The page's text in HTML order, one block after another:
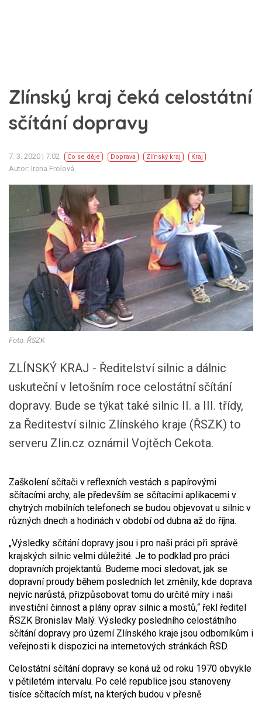
Zlínský kraj čeká celostátní
sčítání dopravy
7. 3. 2020 | 7:02 Co se děje Doprava Zlínský kraj Kraj
Autor: Irena Frolová
Foto: ŘSZK
ZLÍNSKÝ KRAJ - Ředitelství silnic a dálnic
uskuteční v letošním roce celostátní sčítání
dopravy. Bude se týkat také silnic II. a III. třídy,
za Řediteství silnic Zlínského kraje (ŘSZK) to
serveru Zlin.cz oznámil Vojtěch Cekota.
Zaškolení sčítači v reflexních vestách s papírovými
sčítacími archy, ale především se sčítacími aplikacemi v
chytrých mobilních telefonech se budou objevovat u silnic v
různých dnech a hodinách v období od dubna až do října.
„Výsledky sčítání dopravy jsou i pro naši práci při správě
krajských silnic velmi důležité. Je to podklad pro práci
dopravních projektantů. Budeme moci sledovat, jak se
dopravní proudy během posledních let změnily, kde doprava
nejvíc narůstá, přizpůsobovat tomu do určité míry i naši
investiční činnost a plány oprav silnic a mostů,“ řekl ředitel
ŘSZK Bronislav Malý. Výsledky posledního celostátního
sčítání dopravy pro území Zlínského kraje jsou odborníkům i
veřejnosti k dispozici na internetových stránkách ŘSD.
Celostátní sčítání dopravy se koná už od roku 1970 obvykle
v pětiletém intervalu. Po celé republice jsou stanoveny
tisíce sčítacích míst, na kterých budou v přesně